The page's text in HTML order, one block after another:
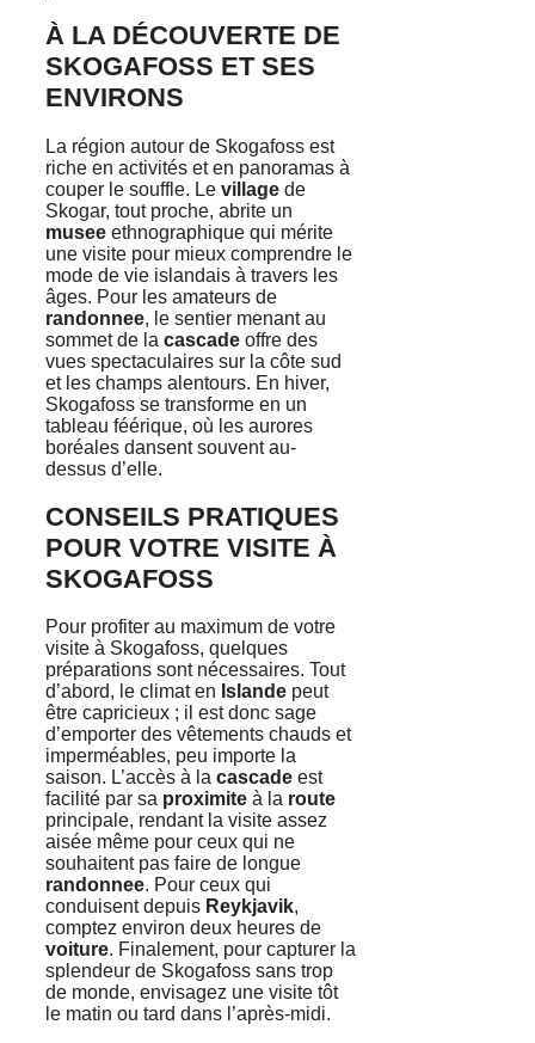
À LA DÉCOUVERTE DE
SKOGAFOSS ET SES
ENVIRONS
La région autour de Skogafoss est
riche en activités et en panoramas à
couper le souffle. Le village de
Skogar, tout proche, abrite un
musee ethnographique qui mérite
une visite pour mieux comprendre le
mode de vie islandais à travers les
âges. Pour les amateurs de
randonnee, le sentier menant au
sommet de la cascade offre des
vues spectaculaires sur la côte sud
et les champs alentours. En hiver,
Skogafoss se transforme en un
tableau féérique, où les aurores
boréales dansent souvent au-
dessus d’elle.
CONSEILS PRATIQUES
POUR VOTRE VISITE À
SKOGAFOSS
Pour profiter au maximum de votre
visite à Skogafoss, quelques
préparations sont nécessaires. Tout
d’abord, le climat en Islande peut
être capricieux ; il est donc sage
d’emporter des vêtements chauds et
imperméables, peu importe la
saison. L’accès à la cascade est
facilité par sa proximite à la route
principale, rendant la visite assez
aisée même pour ceux qui ne
souhaitent pas faire de longue
randonnee. Pour ceux qui
conduisent depuis Reykjavik,
comptez environ deux heures de
voiture. Finalement, pour capturer la
splendeur de Skogafoss sans trop
de monde, envisagez une visite tôt
le matin ou tard dans l’après-midi.